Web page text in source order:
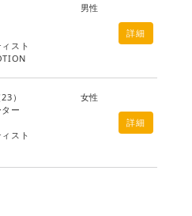
男性
スト
詳細
23）
女性
ー
スト
詳細